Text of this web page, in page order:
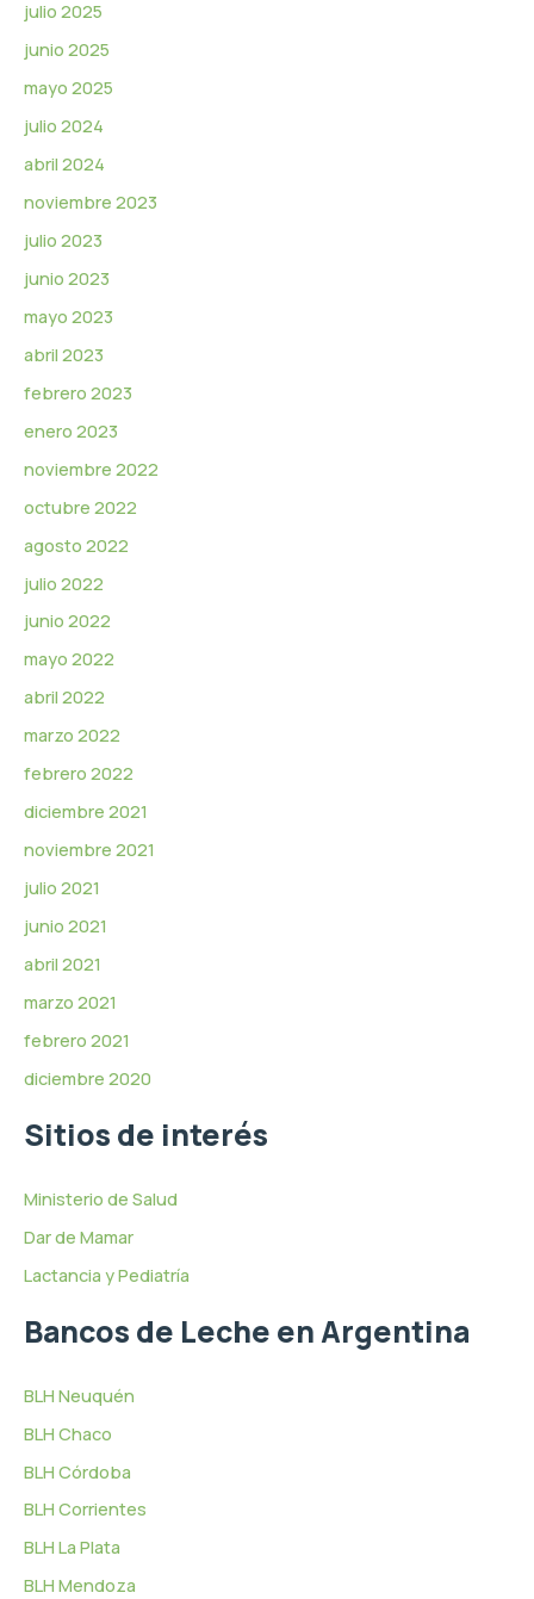
julio 2025
junio 2025
mayo 2025
julio 2024
abril 2024
noviembre 2023
julio 2023
junio 2023
mayo 2023
abril 2023
febrero 2023
enero 2023
noviembre 2022
octubre 2022
agosto 2022
julio 2022
junio 2022
mayo 2022
abril 2022
marzo 2022
febrero 2022
diciembre 2021
noviembre 2021
julio 2021
junio 2021
abril 2021
marzo 2021
febrero 2021
diciembre 2020
Sitios de interés
Ministerio de Salud
Dar de Mamar
Lactancia y Pediatría
Bancos de Leche en Argentina
BLH Neuquén
BLH Chaco
BLH Córdoba
BLH Corrientes
BLH La Plata
BLH Mendoza